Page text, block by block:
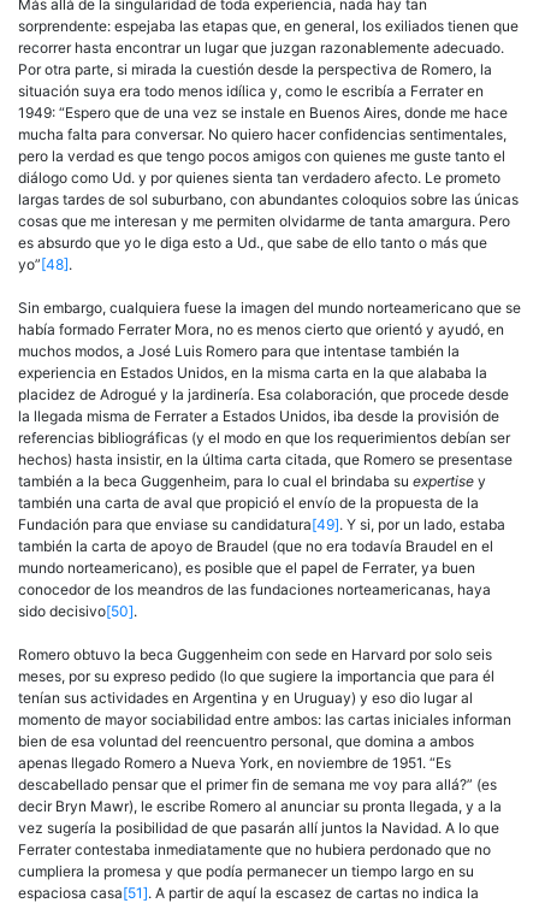
Más allá de la singularidad de toda experiencia, nada hay tan
sorprendente: espejaba las etapas que, en general, los exiliados tienen que
recorrer hasta encontrar un lugar que juzgan razonablemente adecuado.
Por otra parte, si mirada la cuestión desde la perspectiva de Romero, la
situación suya era todo menos idílica y, como le escribía a Ferrater en
1949: “Espero que de una vez se instale en Buenos Aires, donde me hace
mucha falta para conversar. No quiero hacer confidencias sentimentales,
pero la verdad es que tengo pocos amigos con quienes me guste tanto el
diálogo como Ud. y por quienes sienta tan verdadero afecto. Le prometo
largas tardes de sol suburbano, con abundantes coloquios sobre las únicas
cosas que me interesan y me permiten olvidarme de tanta amargura. Pero
es absurdo que yo le diga esto a Ud., que sabe de ello tanto o más que
yo”[48].
Sin embargo, cualquiera fuese la imagen del mundo norteamericano que se
había formado Ferrater Mora, no es menos cierto que orientó y ayudó, en
muchos modos, a José Luis Romero para que intentase también la
experiencia en Estados Unidos, en la misma carta en la que alababa la
placidez de Adrogué y la jardinería. Esa colaboración, que procede desde
la llegada misma de Ferrater a Estados Unidos, iba desde la provisión de
referencias bibliográficas (y el modo en que los requerimientos debían ser
hechos) hasta insistir, en la última carta citada, que Romero se presentase
también a la beca Guggenheim, para lo cual el brindaba su expertise y
también una carta de aval que propició el envío de la propuesta de la
Fundación para que enviase su candidatura[49]. Y si, por un lado, estaba
también la carta de apoyo de Braudel (que no era todavía Braudel en el
mundo norteamericano), es posible que el papel de Ferrater, ya buen
conocedor de los meandros de las fundaciones norteamericanas, haya
sido decisivo[50].
Romero obtuvo la beca Guggenheim con sede en Harvard por solo seis
meses, por su expreso pedido (lo que sugiere la importancia que para él
tenían sus actividades en Argentina y en Uruguay) y eso dio lugar al
momento de mayor sociabilidad entre ambos: las cartas iniciales informan
bien de esa voluntad del reencuentro personal, que domina a ambos
apenas llegado Romero a Nueva York, en noviembre de 1951. “Es
descabellado pensar que el primer fin de semana me voy para allá?” (es
decir Bryn Mawr), le escribe Romero al anunciar su pronta llegada, y a la
vez sugería la posibilidad de que pasarán allí juntos la Navidad. A lo que
Ferrater contestaba inmediatamente que no hubiera perdonado que no
cumpliera la promesa y que podía permanecer un tiempo largo en su
espaciosa casa[51]. A partir de aquí la escasez de cartas no indica la